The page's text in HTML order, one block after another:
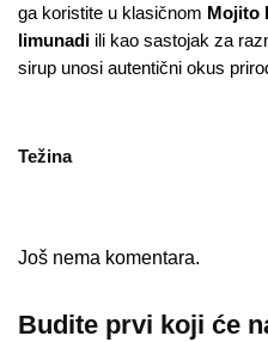
ga koristite u klasičnom Mojito
limunadi ili kao sastojak za
sirup unosi autentični okus
Težina
Još nema komentara.
Budite prvi koji će